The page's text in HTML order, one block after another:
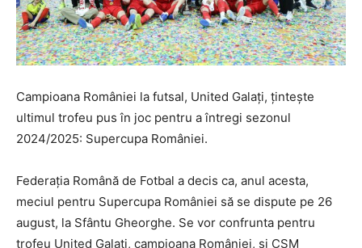
Campioana României la futsal, United Galați, țintește
ultimul trofeu pus în joc pentru a întregi sezonul
2024/2025: Supercupa României.
Federația Română de Fotbal a decis ca, anul acesta,
meciul pentru Supercupa României să se dispute pe 26
august, la Sfântu Gheorghe. Se vor confrunta pentru
trofeu United Galați, campioana României, și CSM